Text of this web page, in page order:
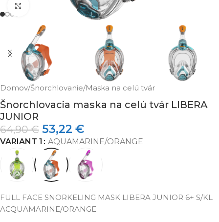
Klikni pre zväčšenie
Domov/Šnorchlovanie/Maska na celú tvár
Šnorchlovacia maska na celú tvár LIBERA
JUNIOR
64,90€ 53,22 €
VARIANT 1 AQUAMARINE/ORANGE
FULL FACE SNORKELING MASK LIBERA JUNIOR 6+ S/KL
ACQUAMARINE/ORANGE